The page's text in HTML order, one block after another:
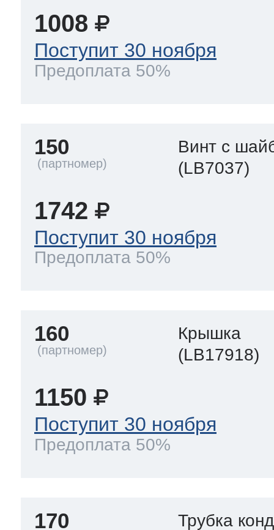
1008
Поступит 30 ноября
Предоплата 50%
150
Винт с
(LB7037)
1742
Поступит 30 ноября
Предоплата 50%
160
Крышка
(LB17918)
1150
Поступит 30 ноября
Предоплата 50%
170
Трубка